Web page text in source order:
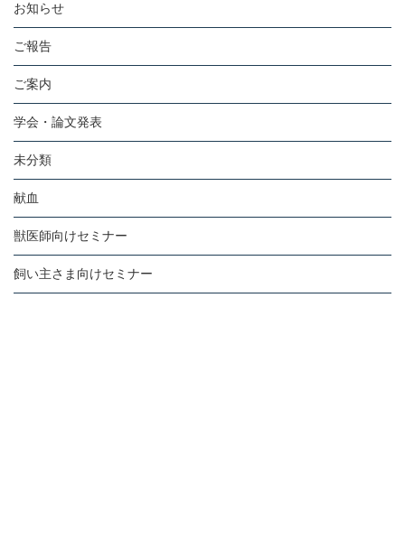
お知らせ
ご報告
ご案内
学会・論文発表
未分類
献血
獣医師向けセミナー
飼い主さま向けセミナー